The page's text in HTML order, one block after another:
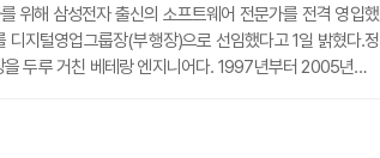
위해 삼성전자 출신의 소프트웨어 전문가를 전격 영입했
지털영업그룹장(부행장)으로 선임했다고 1일 밝혔다.정
두루 거친 베테랑 엔지니어다. 1997년부터 2005년까
트웨어를 총괄해왔다.우리은행은 정 그룹장의 영입을 통
에 속도를 낼 방침이다. 특히 정 그룹장은 인공지능(AI)